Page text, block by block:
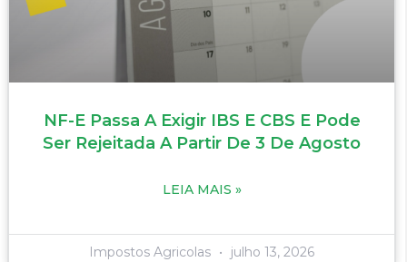
NF-E Passa A Exigir IBS E CBS E Pode
Ser Rejeitada A Partir De 3 De Agosto
LEIA MAIS »
Impostos Agricolas julho 13, 2026